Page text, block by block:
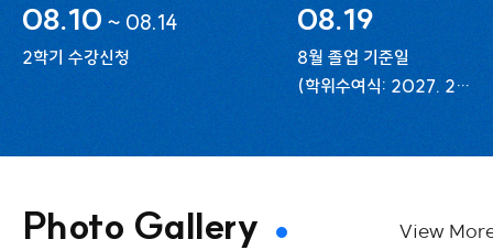
08.10 ~ 08.14
2학기 수강신청
08.19
8월 졸업 기준일
(학위수여식: 2027. 2월
Photo Gallery View